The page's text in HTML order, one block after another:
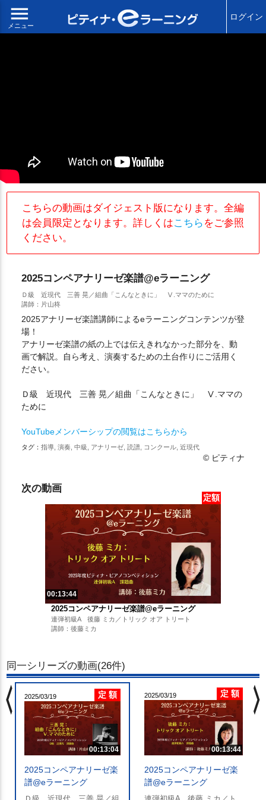
menu
メニュー
ログイン
こちらの動画はダイジェスト版になります。全編
は会員限定となります。詳しくはこちら をご参照
ください。
2025コンペアナリーゼ楽譜@eラーニング
Ｄ級 近現代 三善 晃／組曲「こんなときに」 Ⅴ.ママのために
講師：片山柊
2025アナリーゼ楽譜講師によるeラーニングコンテンツが登
場！
アナリーゼ楽譜の紙の上では伝えきれなかった部分を、動
画で解説。自ら考え、演奏するための土台作りにご活用く
ださい。
Ｄ級 近現代 三善 晃／組曲「こんなときに」 Ⅴ.ママの
ために
YouTubeメンバーシップの閲覧はこちらから
タグ： 指導, 演奏, 中級, アナリーゼ, 読譜, コンクール, 近現代
© ピティナ
次の動画
定額
00:13:44
2025コンペアナリーゼ楽譜@eラーニング
連弾初級A 後藤 ミカ／トリック オア トリート
講師：後藤ミカ
同一シリーズの動画(26件)
2025/03/19 定 額
00:13:04
2025コンペアナリーゼ楽
譜@eラーニング
2025/03/19 定 額
00:13:44
2025コンペアナリーゼ楽
譜@eラーニング
chevron_left chevron_right